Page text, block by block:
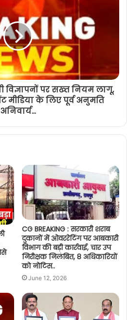
विज्ञापनों पर सख्त नियम लागू,
मीडिया के लिए पूर्व अनुमति
अनिवार्य...
CG BREAKING : सरकारी शराब
दुकानों में ओवररेटिंग पर आबकारी
विभाग की बड़ी कार्रवाई, चार उप
निरीक्षक निलंबित, 8 अधिकारियों
को नोटिस..
June 12, 2026